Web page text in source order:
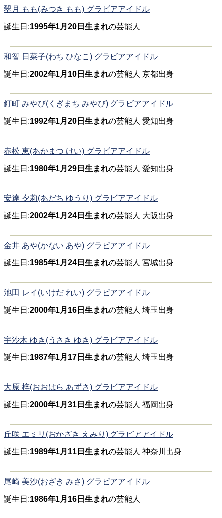
翠月 もも(みつき もも) グラビアアイドル
誕生日:1995年1月20日生まれの芸能人
和智 日菜子(わち ひなこ) グラビアアイドル
誕生日:2002年1月10日生まれの芸能人 京都出身
釘町 みやび(くぎまち みやび) グラビアアイドル
誕生日:1992年1月20日生まれの芸能人 愛知出身
赤松 恵(あかまつ けい) グラビアアイドル
誕生日:1980年1月29日生まれの芸能人 愛知出身
安達 夕莉(あだち ゆうり) グラビアアイドル
誕生日:2002年1月24日生まれの芸能人 大阪出身
金井 あや(かない あや) グラビアアイドル
誕生日:1985年1月24日生まれの芸能人 宮城出身
池田 レイ(いけだ れい) グラビアアイドル
誕生日:2000年1月16日生まれの芸能人 埼玉出身
宇沙木 ゆき(うさき ゆき) グラビアアイドル
誕生日:1987年1月17日生まれの芸能人 埼玉出身
大原 梓(おおはら あずさ) グラビアアイドル
誕生日:2000年1月31日生まれの芸能人 福岡出身
丘咲 エミリ(おかざき えみり) グラビアアイドル
誕生日:1989年1月11日生まれの芸能人 神奈川出身
尾崎 美沙(おざき みさ) グラビアアイドル
誕生日:1986年1月16日生まれの芸能人